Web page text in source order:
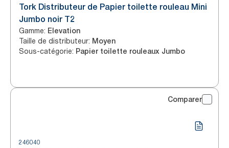
Tork Distributeur de Papier toilette rouleau Mini
Jumbo noir T2
Gamme: Elevation
Taille de distributeur: Moyen
Sous-catégorie: Papier toilette rouleaux Jumbo
Comparer
246040